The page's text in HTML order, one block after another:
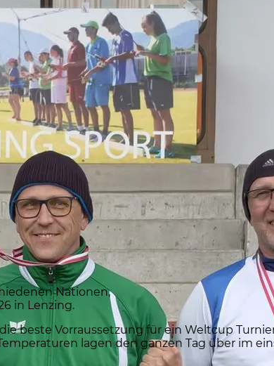
Nationen,
in Lenzing.
beste Vorraussetzung für ein Weltcup
lagen den ganzen Tag über im